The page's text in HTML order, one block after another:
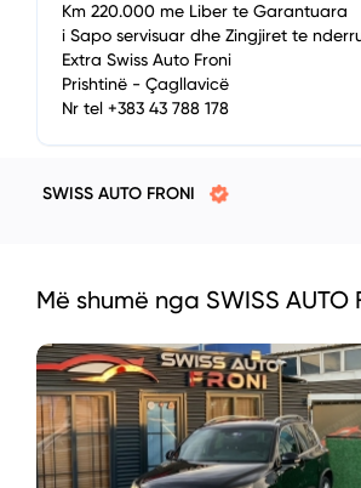
Km 220.000 me Liber te Garantuara
i Sapo servisuar dhe Zingjiret te
Extra Swiss Auto Froni
Prishtinë - Çagllavicë
Nr tel +383 43 788 178
SWISS AUTO FRONI
Më shumë nga SWISS AUTO